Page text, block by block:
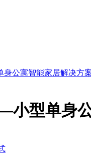
公寓智能家居解决方
型单身